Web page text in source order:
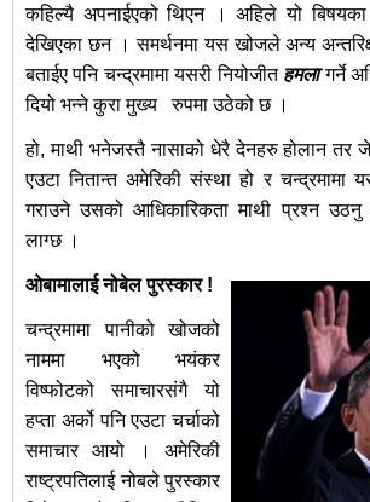
कहिल्यै अपनाईएको थिएन । अहिले यो बिषयका
देखिएका छन । समर्थनमा यस खोजले अन्य
बताईए पनि चन्द्रमामा यसरी नियोजीत हमलागर्ने
दियो भन्ने कुरा मुख्य रुपमा उठेको छ ।
हो, माथी भनेजस्तै नासाको धेरै देनहरु होलान तर
एउटा नितान्त अमेरिकी संस्था हो र चन्द्रमामा
गराउने उसको आधिकारिकता माथी प्रश्न उठनु
लाग्छ ।
ओबामालाई नोबेल पुरस्कार !
चन्द्रमामा पानीको खोजको
नाममा भएको भयंकर
विष्फोटको समाचारसंगै यो
हप्ता अर्को पनि एउटा चर्चाको
समाचार आयो । अमेरिकी
राष्ट्रपतिलाई नोबले पुरस्कार